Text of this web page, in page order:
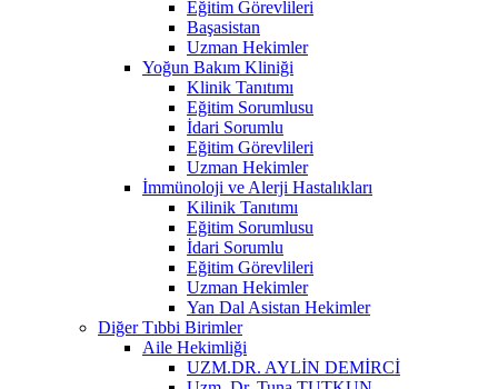
Eğitim Görevlileri
Başasistan
Uzman Hekimler
Yoğun Bakım Kliniği
Klinik Tanıtımı
Eğitim Sorumlusu
İdari Sorumlu
Eğitim Görevlileri
Uzman Hekimler
İmmünoloji ve Alerji Hastalıkları
Kilinik Tanıtımı
Eğitim Sorumlusu
İdari Sorumlu
Eğitim Görevlileri
Uzman Hekimler
Yan Dal Asistan Hekimler
Diğer Tıbbi Birimler
Aile Hekimliği
UZM.DR. AYLİN DEMİRCİ